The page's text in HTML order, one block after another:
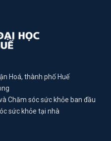
Hoá, thành phố Huế
Chăm sóc sức khỏe ban đầu
sức khỏe tại nhà